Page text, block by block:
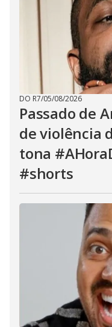
DO R7/05/08/2026
Passado de
de violência
tona
#shorts